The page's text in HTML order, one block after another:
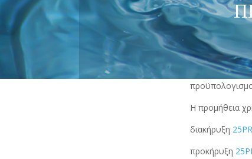
Η προμήθεια
διακήρυξη
προκήρυξη